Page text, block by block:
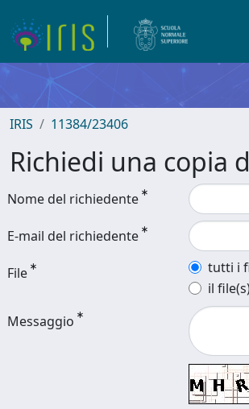
IRIS 11384/23406
Richiedi una copia
Nome del richiedente
E-mail del richiedente
File
tutti i
il
Messaggio